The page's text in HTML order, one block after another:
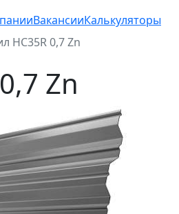
ВакансииКалькуляторы
HC35R 0,7 Zn
Zn